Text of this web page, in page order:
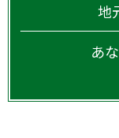
地
あ